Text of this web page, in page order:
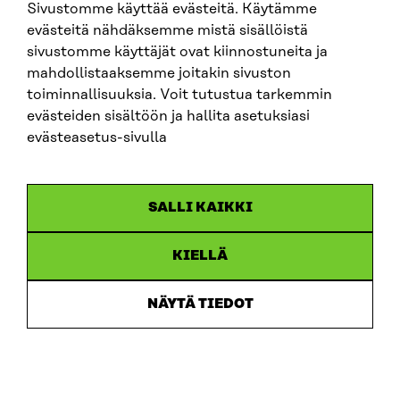
Sivustomme käyttää evästeitä. Käytämme
evästeitä nähdäksemme mistä sisällöistä
sivustomme käyttäjät ovat kiinnostuneita ja
mahdollistaaksemme joitakin sivuston
toiminnallisuuksia. Voit tutustua tarkemmin
evästeiden sisältöön ja hallita asetuksiasi
evästeasetus-sivulla
SALLI KAIKKI
KIELLÄ
NÄYTÄ TIEDOT
kehittämään ja tarjoamaan suomalaisille aiempaa
ympäristöystävällisempiä digitaalisia palveluita.
Lisäksi avaintulos vihreää siirtymää edistävistä
konkreettisemman muotoilun.
Tutustu myös